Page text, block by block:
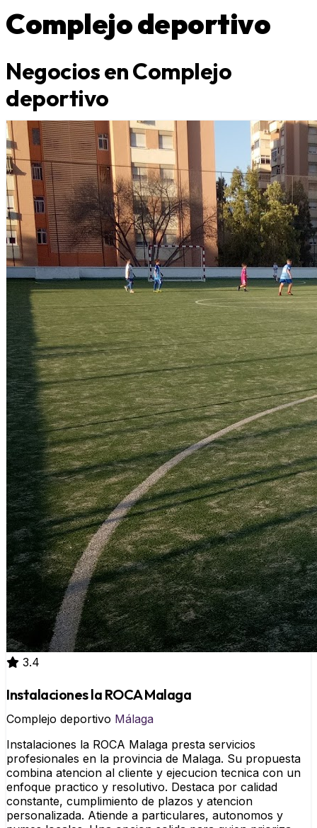
Complejo deportivo
Negocios en Complejo
deportivo
3.4
Instalaciones la ROCA Malaga
Complejo deportivo Málaga
Instalaciones la ROCA Malaga presta servicios
profesionales en la provincia de Malaga. Su propuesta
combina atencion al cliente y ejecucion tecnica con un
enfoque practico y resolutivo. Destaca por calidad
constante, cumplimiento de plazos y atencion
personalizada. Atiende a particulares, autonomos y